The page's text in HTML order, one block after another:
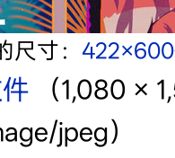
尺寸：
‎
（1,080 ×
jpeg）